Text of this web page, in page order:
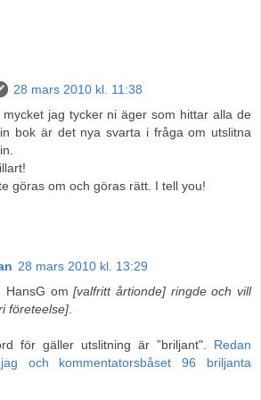
28 mars 2010 kl. 11:38
jag tycker ni äger som hittar alla de
bok är det nya svarta i fråga om utslitna
göras om och göras rätt. I tell you!
28 mars 2010 kl. 13:29
HansG om[valfritt årtionde] ringde och vill
företeelse]
för gäller utslitning är ”briljant". Redan
och kommentatorsbåset 96 briljanta